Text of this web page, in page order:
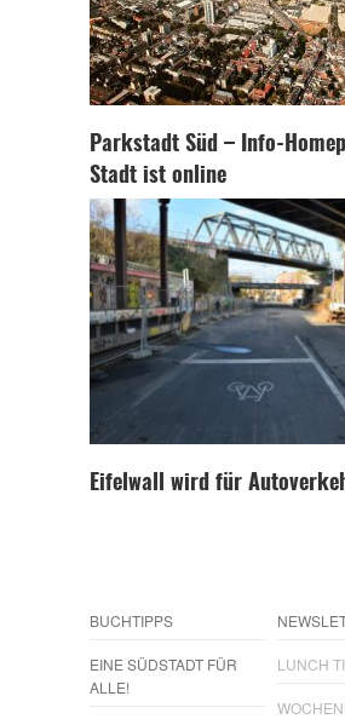
Parkstadt Süd – Info-
Stadt ist online
Eifelwall wird für
BUCHTIPPS
EINE SÜDSTADT FÜR
ALLE!
LUNCH